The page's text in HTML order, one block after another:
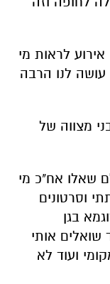
לראות מי
עושה לנו הרבה
מצווה של
שאלו אח"כ מי
וסרטונים
בגן
שואלים אותי
ועוד לא